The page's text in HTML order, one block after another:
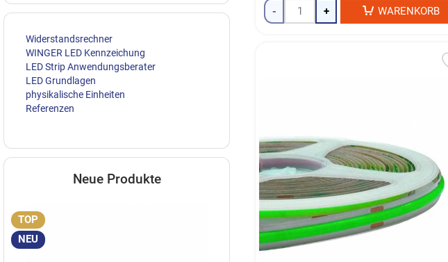
- + WARENKORB
Widerstandsrechner
WINGER LED Kennzeichung
LED Strip Anwendungsberater
LED Grundlagen
physikalische Einheiten
Referenzen
Neue Produkte
TOP
NEU